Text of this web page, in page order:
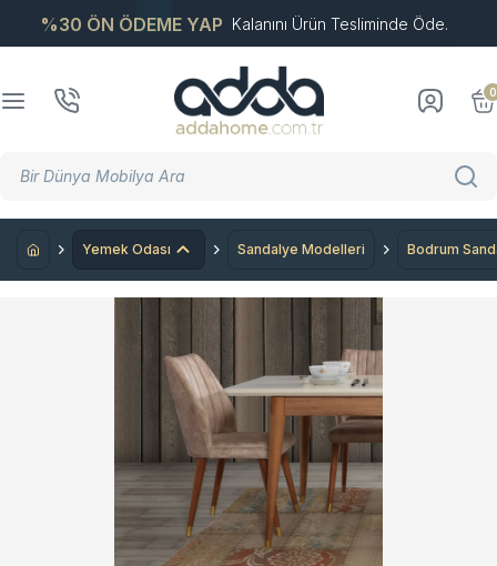
%30 ÖN ÖDEME YAP Kalanını Ürün Tesliminde Öde.
0
Yemek Odası Sandalye Modelleri Bodrum